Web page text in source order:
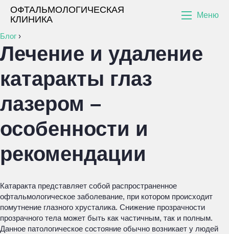
ОФТАЛЬМОЛОГИЧЕСКАЯ
КЛИНИКА
Меню
Блог ›
Лечение и удаление
катаракты глаз
лазером –
особенности и
рекомендации
Катаракта представляет собой распространенное
офтальмологическое заболевание, при котором происходит
помутнение глазного хрусталика. Снижение прозрачности
прозрачного тела может быть как частичным, так и полным.
Данное патологическое состояние обычно возникает у людей